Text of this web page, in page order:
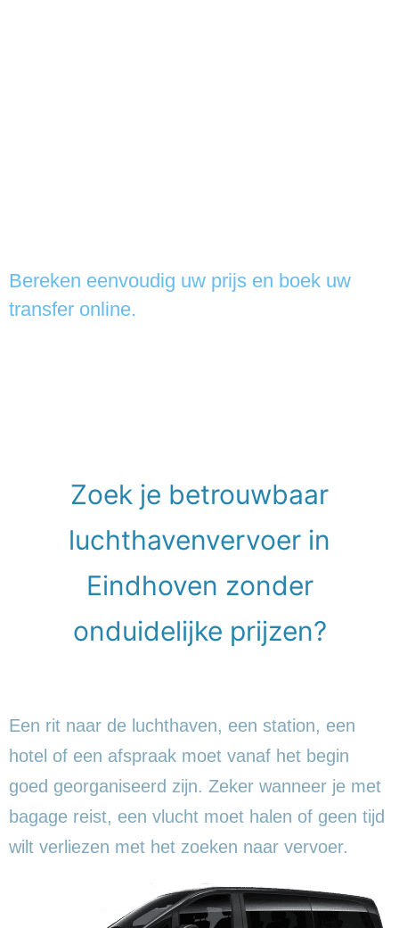
Bereken eenvoudig uw prijs en boek uw
transfer online.
Zoek je betrouwbaar
luchthavenvervoer in
Eindhoven zonder
onduidelijke prijzen?
Een rit naar de luchthaven, een station, een
hotel of een afspraak moet vanaf het begin
goed georganiseerd zijn. Zeker wanneer je met
bagage reist, een vlucht moet halen of geen tijd
wilt verliezen met het zoeken naar vervoer.